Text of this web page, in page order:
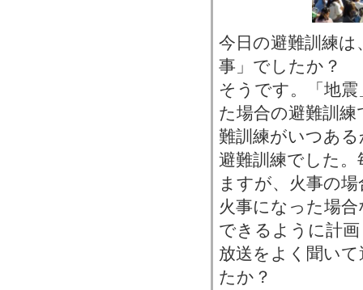
今日の避難訓練
事」でしたか？
そうです。「地
た場合の避難訓
難訓練がいつあ
避難訓練でした
ますが、火事の
火事になった場
できるように計
放送をよく聞い
たか？